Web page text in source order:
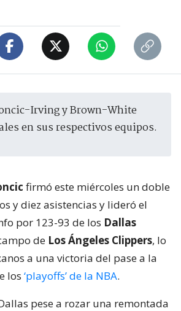
en sus respectivos equipos.
firmó este miércoles un doble
y diez asistencias y lideró el
por 123-93 de los Dallas
de Los Ángeles Clippers, lo
a una victoria del pase a la
los ‘playoffs’ de la NBA.
pese a rozar una remontada